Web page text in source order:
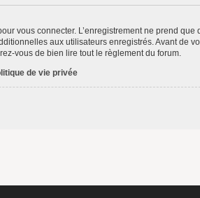
vous connecter. L’enregistrement ne prend
aux utilisateurs enregistrés. Avant de
vous de bien lire tout le règlement du forum.
de vie privée